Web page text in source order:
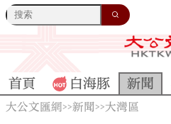
首頁 白海豚 新聞
大公文匯網>>新聞>>大灣區